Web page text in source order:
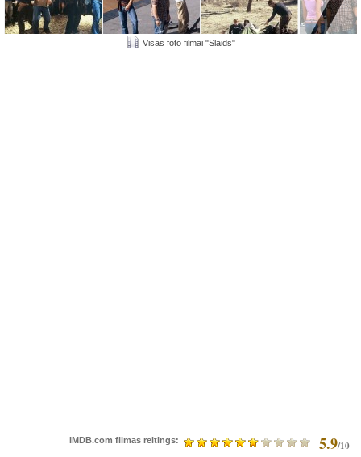
Visas foto filmai "Slaids"
IMDB.com filmas reitings: 5.9/10